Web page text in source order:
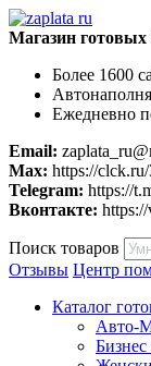
Магазин готовых
Более 1600
Ежедневно
Email:
Max: https://
Telegram: https://
Вконтакте:
Поиск товаров
Отзывы Центр
Каталог
Авто-